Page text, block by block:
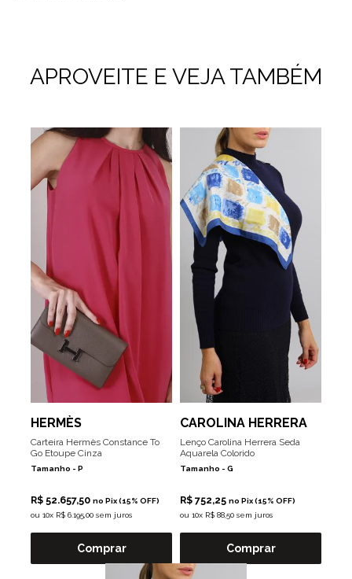
APROVEITE E VEJA TAMBÉM
HERMÈS
Carteira Hermès Constance To
Go Etoupe Cinza
Tamanho - P
R$ 52.657,50 no Pix (15% OFF)
ou 10x R$ 6.195,00 sem juros
Comprar
CAROLINA HERRERA
Lenço Carolina Herrera Seda
Aquarela Colorido
Tamanho - G
R$ 752,25 no Pix (15% OFF)
ou 10x R$ 88,50 sem juros
Comprar